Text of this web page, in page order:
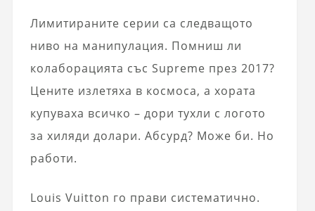
Лимитираните серии са следващото
ниво на манипулация. Помниш ли
колаборацията със Supreme през 2017?
Цените излетяха в космоса, а хората
купуваха всичко – дори тухли с логото
за хиляди долари. Абсурд? Може би. Но
работи.
Louis Vuitton го прави систематично.